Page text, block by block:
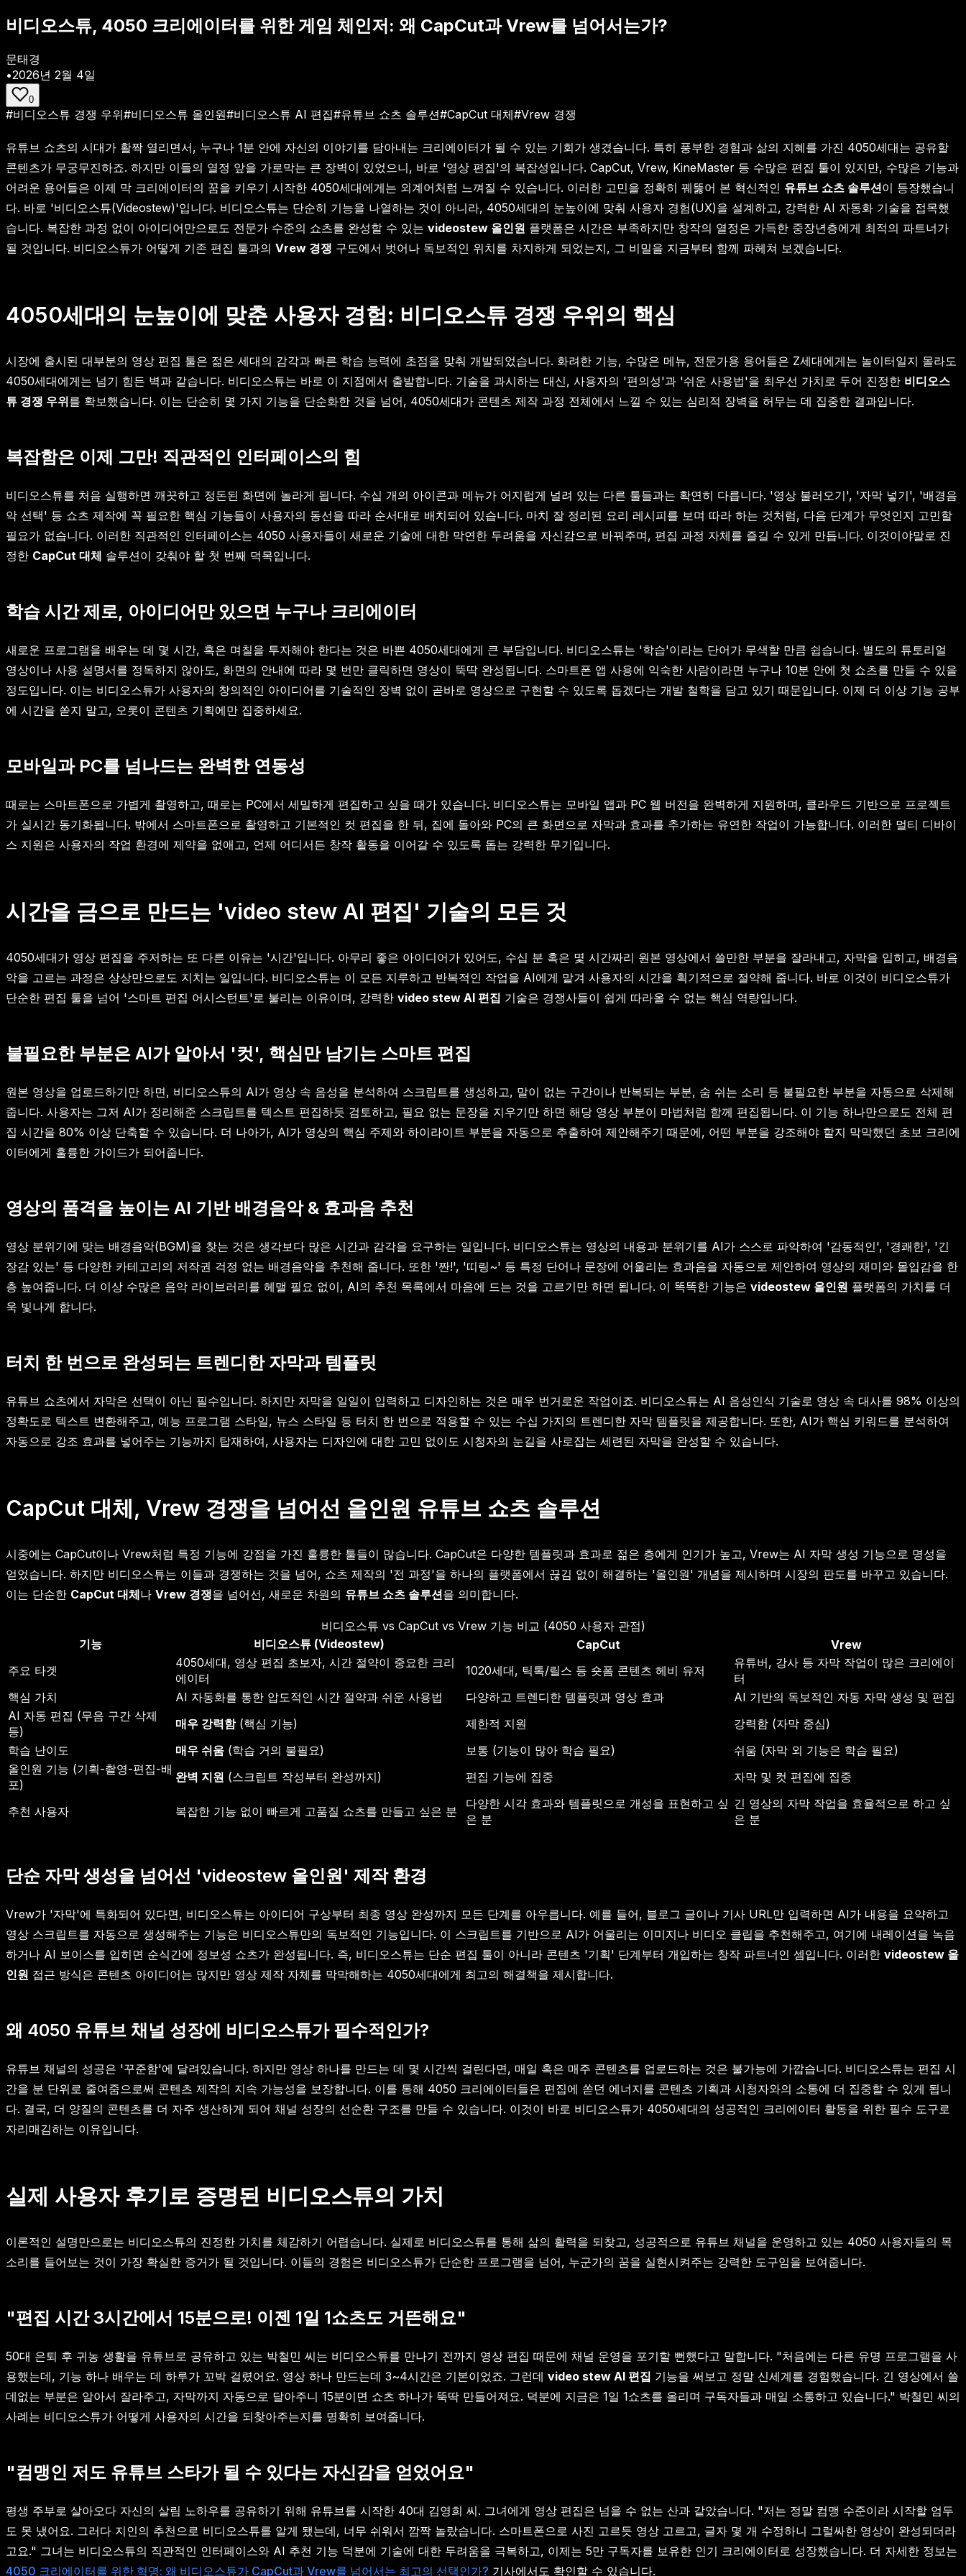
비디오스튜, 4050 크리에이터를 위한 게임 체인저: 왜 CapCut과 Vrew를 넘어서는가?
문태경
•2026년 2월 4일
0
#비디오스튜 경쟁 우위#비디오스튜 올인원#비디오스튜 AI 편집#유튜브 쇼츠 솔루션#CapCut 대체#Vrew 경쟁
유튜브 쇼츠의 시대가 활짝 열리면서, 누구나 1분 안에 자신의 이야기를 담아내는 크리에이터가 될 수 있는 기회가 생겼습니다. 특히 풍부한 경험과 삶의 지혜를 가진 4050세대는 공유할
콘텐츠가 무궁무진하죠. 하지만 이들의 열정 앞을 가로막는 큰 장벽이 있었으니, 바로 '영상 편집'의 복잡성입니다. CapCut, Vrew, KineMaster 등 수많은 편집 툴이 있지만, 수많은 기능과
어려운 용어들은 이제 막 크리에이터의 꿈을 키우기 시작한 4050세대에게는 외계어처럼 느껴질 수 있습니다. 이러한 고민을 정확히 꿰뚫어 본 혁신적인 유튜브 쇼츠 솔루션이 등장했습니
다. 바로 '비디오스튜(Videostew)'입니다. 비디오스튜는 단순히 기능을 나열하는 것이 아니라, 4050세대의 눈높이에 맞춰 사용자 경험(UX)을 설계하고, 강력한 AI 자동화 기술을 접목했
습니다. 복잡한 과정 없이 아이디어만으로도 전문가 수준의 쇼츠를 완성할 수 있는 videostew 올인원 플랫폼은 시간은 부족하지만 창작의 열정은 가득한 중장년층에게 최적의 파트너가
될 것입니다. 비디오스튜가 어떻게 기존 편집 툴과의 Vrew 경쟁 구도에서 벗어나 독보적인 위치를 차지하게 되었는지, 그 비밀을 지금부터 함께 파헤쳐 보겠습니다.
4050세대의 눈높이에 맞춘 사용자 경험: 비디오스튜 경쟁 우위의 핵심
시장에 출시된 대부분의 영상 편집 툴은 젊은 세대의 감각과 빠른 학습 능력에 초점을 맞춰 개발되었습니다. 화려한 기능, 수많은 메뉴, 전문가용 용어들은 Z세대에게는 놀이터일지 몰라도
4050세대에게는 넘기 힘든 벽과 같습니다. 비디오스튜는 바로 이 지점에서 출발합니다. 기술을 과시하는 대신, 사용자의 '편의성'과 '쉬운 사용법'을 최우선 가치로 두어 진정한 비디오스
튜 경쟁 우위를 확보했습니다. 이는 단순히 몇 가지 기능을 단순화한 것을 넘어, 4050세대가 콘텐츠 제작 과정 전체에서 느낄 수 있는 심리적 장벽을 허무는 데 집중한 결과입니다.
복잡함은 이제 그만! 직관적인 인터페이스의 힘
비디오스튜를 처음 실행하면 깨끗하고 정돈된 화면에 놀라게 됩니다. 수십 개의 아이콘과 메뉴가 어지럽게 널려 있는 다른 툴들과는 확연히 다릅니다. '영상 불러오기', '자막 넣기', '배경음
악 선택' 등 쇼츠 제작에 꼭 필요한 핵심 기능들이 사용자의 동선을 따라 순서대로 배치되어 있습니다. 마치 잘 정리된 요리 레시피를 보며 따라 하는 것처럼, 다음 단계가 무엇인지 고민할
필요가 없습니다. 이러한 직관적인 인터페이스는 4050 사용자들이 새로운 기술에 대한 막연한 두려움을 자신감으로 바꿔주며, 편집 과정 자체를 즐길 수 있게 만듭니다. 이것이야말로 진
정한 CapCut 대체 솔루션이 갖춰야 할 첫 번째 덕목입니다.
학습 시간 제로, 아이디어만 있으면 누구나 크리에이터
새로운 프로그램을 배우는 데 몇 시간, 혹은 며칠을 투자해야 한다는 것은 바쁜 4050세대에게 큰 부담입니다. 비디오스튜는 '학습'이라는 단어가 무색할 만큼 쉽습니다. 별도의 튜토리얼
영상이나 사용 설명서를 정독하지 않아도, 화면의 안내에 따라 몇 번만 클릭하면 영상이 뚝딱 완성됩니다. 스마트폰 앱 사용에 익숙한 사람이라면 누구나 10분 안에 첫 쇼츠를 만들 수 있을
정도입니다. 이는 비디오스튜가 사용자의 창의적인 아이디어를 기술적인 장벽 없이 곧바로 영상으로 구현할 수 있도록 돕겠다는 개발 철학을 담고 있기 때문입니다. 이제 더 이상 기능 공부
에 시간을 쏟지 말고, 오롯이 콘텐츠 기획에만 집중하세요.
모바일과 PC를 넘나드는 완벽한 연동성
때로는 스마트폰으로 가볍게 촬영하고, 때로는 PC에서 세밀하게 편집하고 싶을 때가 있습니다. 비디오스튜는 모바일 앱과 PC 웹 버전을 완벽하게 지원하며, 클라우드 기반으로 프로젝트
가 실시간 동기화됩니다. 밖에서 스마트폰으로 촬영하고 기본적인 컷 편집을 한 뒤, 집에 돌아와 PC의 큰 화면으로 자막과 효과를 추가하는 유연한 작업이 가능합니다. 이러한 멀티 디바이
스 지원은 사용자의 작업 환경에 제약을 없애고, 언제 어디서든 창작 활동을 이어갈 수 있도록 돕는 강력한 무기입니다.
시간을 금으로 만드는 'video stew AI 편집' 기술의 모든 것
4050세대가 영상 편집을 주저하는 또 다른 이유는 '시간'입니다. 아무리 좋은 아이디어가 있어도, 수십 분 혹은 몇 시간짜리 원본 영상에서 쓸만한 부분을 잘라내고, 자막을 입히고, 배경음
악을 고르는 과정은 상상만으로도 지치는 일입니다. 비디오스튜는 이 모든 지루하고 반복적인 작업을 AI에게 맡겨 사용자의 시간을 획기적으로 절약해 줍니다. 바로 이것이 비디오스튜가
단순한 편집 툴을 넘어 '스마트 편집 어시스턴트'로 불리는 이유이며, 강력한 video stew AI 편집 기술은 경쟁사들이 쉽게 따라올 수 없는 핵심 역량입니다.
불필요한 부분은 AI가 알아서 '컷', 핵심만 남기는 스마트 편집
원본 영상을 업로드하기만 하면, 비디오스튜의 AI가 영상 속 음성을 분석하여 스크립트를 생성하고, 말이 없는 구간이나 반복되는 부분, 숨 쉬는 소리 등 불필요한 부분을 자동으로 삭제해
줍니다. 사용자는 그저 AI가 정리해준 스크립트를 텍스트 편집하듯 검토하고, 필요 없는 문장을 지우기만 하면 해당 영상 부분이 마법처럼 함께 편집됩니다. 이 기능 하나만으로도 전체 편
집 시간을 80% 이상 단축할 수 있습니다. 더 나아가, AI가 영상의 핵심 주제와 하이라이트 부분을 자동으로 추출하여 제안해주기 때문에, 어떤 부분을 강조해야 할지 막막했던 초보 크리에
이터에게 훌륭한 가이드가 되어줍니다.
영상의 품격을 높이는 AI 기반 배경음악 & 효과음 추천
영상 분위기에 맞는 배경음악(BGM)을 찾는 것은 생각보다 많은 시간과 감각을 요구하는 일입니다. 비디오스튜는 영상의 내용과 분위기를 AI가 스스로 파악하여 '감동적인', '경쾌한', '긴
장감 있는' 등 다양한 카테고리의 저작권 걱정 없는 배경음악을 추천해 줍니다. 또한 '짠!', '띠링~' 등 특정 단어나 문장에 어울리는 효과음을 자동으로 제안하여 영상의 재미와 몰입감을 한
층 높여줍니다. 더 이상 수많은 음악 라이브러리를 헤맬 필요 없이, AI의 추천 목록에서 마음에 드는 것을 고르기만 하면 됩니다. 이 똑똑한 기능은 videostew 올인원 플랫폼의 가치를 더
욱 빛나게 합니다.
터치 한 번으로 완성되는 트렌디한 자막과 템플릿
유튜브 쇼츠에서 자막은 선택이 아닌 필수입니다. 하지만 자막을 일일이 입력하고 디자인하는 것은 매우 번거로운 작업이죠. 비디오스튜는 AI 음성인식 기술로 영상 속 대사를 98% 이상의
정확도로 텍스트 변환해주고, 예능 프로그램 스타일, 뉴스 스타일 등 터치 한 번으로 적용할 수 있는 수십 가지의 트렌디한 자막 템플릿을 제공합니다. 또한, AI가 핵심 키워드를 분석하여
자동으로 강조 효과를 넣어주는 기능까지 탑재하여, 사용자는 디자인에 대한 고민 없이도 시청자의 눈길을 사로잡는 세련된 자막을 완성할 수 있습니다.
CapCut 대체, Vrew 경쟁을 넘어선 올인원 유튜브 쇼츠 솔루션
시중에는 CapCut이나 Vrew처럼 특정 기능에 강점을 가진 훌륭한 툴들이 많습니다. CapCut은 다양한 템플릿과 효과로 젊은 층에게 인기가 높고, Vrew는 AI 자막 생성 기능으로 명성을
얻었습니다. 하지만 비디오스튜는 이들과 경쟁하는 것을 넘어, 쇼츠 제작의 '전 과정'을 하나의 플랫폼에서 끊김 없이 해결하는 '올인원' 개념을 제시하며 시장의 판도를 바꾸고 있습니다.
이는 단순한 CapCut 대체나 Vrew 경쟁을 넘어선, 새로운 차원의 유튜브 쇼츠 솔루션을 의미합니다.
비디오스튜 vs CapCut vs Vrew 기능 비교 (4050 사용자 관점)
기능
비디오스튜 (Videostew) CapCut
Vrew
주요 타겟
4050세대, 영상 편집 초보자, 시간 절약이 중요한 크리
에이터
1020세대, 틱톡/릴스 등 숏폼 콘텐츠 헤비 유저
유튜버, 강사 등 자막 작업이 많은 크리에이
터
핵심 가치
AI 자동화를 통한 압도적인 시간 절약과 쉬운 사용법 다양하고 트렌디한 템플릿과 영상 효과
AI 기반의 독보적인 자동 자막 생성 및 편집
AI 자동 편집 (무음 구간 삭제
등)
매우 강력함(핵심 기능) 제한적 지원
강력함 (자막 중심)
학습 난이도
매우 쉬움 (학습 거의 불필요) 보통 (기능이 많아 학습 필요)
쉬움 (자막 외 기능은 학습 필요)
올인원 기능 (기획-촬영-편집-배
포)
완벽 지원 (스크립트 작성부터 완성까지) 편집 기능에 집중 자막 및 컷 편집에 집중
추천 사용자 복잡한 기능 없이 빠르게 고품질 쇼츠를 만들고 싶은 분
다양한 시각 효과와 템플릿으로 개성을 표현하고 싶
은 분
긴 영상의 자막 작업을 효율적으로 하고 싶
은 분
단순 자막 생성을 넘어선 'videostew 올인원' 제작 환경
Vrew가 '자막'에 특화되어 있다면, 비디오스튜는 아이디어 구상부터 최종 영상 완성까지 모든 단계를 아우릅니다. 예를 들어, 블로그 글이나 기사 URL만 입력하면 AI가 내용을 요약하고
영상 스크립트를 자동으로 생성해주는 기능은 비디오스튜만의 독보적인 기능입니다. 이 스크립트를 기반으로 AI가 어울리는 이미지나 비디오 클립을 추천해주고, 여기에 내레이션을 녹음
하거나 AI 보이스를 입히면 순식간에 정보성 쇼츠가 완성됩니다. 즉, 비디오스튜는 단순 편집 툴이 아니라 콘텐츠 '기획' 단계부터 개입하는 창작 파트너인 셈입니다. 이러한 videostew 올
인원 접근 방식은 콘텐츠 아이디어는 많지만 영상 제작 자체를 막막해하는 4050세대에게 최고의 해결책을 제시합니다.
왜 4050 유튜브 채널 성장에 비디오스튜가 필수적인가?
유튜브 채널의 성공은 '꾸준함'에 달려있습니다. 하지만 영상 하나를 만드는 데 몇 시간씩 걸린다면, 매일 혹은 매주 콘텐츠를 업로드하는 것은 불가능에 가깝습니다. 비디오스튜는 편집 시
간을 분 단위로 줄여줌으로써 콘텐츠 제작의 지속 가능성을 보장합니다. 이를 통해 4050 크리에이터들은 편집에 쏟던 에너지를 콘텐츠 기획과 시청자와의 소통에 더 집중할 수 있게 됩니
다. 결국, 더 양질의 콘텐츠를 더 자주 생산하게 되어 채널 성장의 선순환 구조를 만들 수 있습니다. 이것이 바로 비디오스튜가 4050세대의 성공적인 크리에이터 활동을 위한 필수 도구로
자리매김하는 이유입니다.
실제 사용자 후기로 증명된 비디오스튜의 가치
이론적인 설명만으로는 비디오스튜의 진정한 가치를 체감하기 어렵습니다. 실제로 비디오스튜를 통해 삶의 활력을 되찾고, 성공적으로 유튜브 채널을 운영하고 있는 4050 사용자들의 목
소리를 들어보는 것이 가장 확실한 증거가 될 것입니다. 이들의 경험은 비디오스튜가 단순한 프로그램을 넘어, 누군가의 꿈을 실현시켜주는 강력한 도구임을 보여줍니다.
"편집 시간 3시간에서 15분으로! 이젠 1일 1쇼츠도 거뜬해요"
50대 은퇴 후 귀농 생활을 유튜브로 공유하고 있는 박철민 씨는 비디오스튜를 만나기 전까지 영상 편집 때문에 채널 운영을 포기할 뻔했다고 말합니다. "처음에는 다른 유명 프로그램을 사
용했는데, 기능 하나 배우는 데 하루가 꼬박 걸렸어요. 영상 하나 만드는데 3~4시간은 기본이었죠. 그런데 video stew AI 편집 기능을 써보고 정말 신세계를 경험했습니다. 긴 영상에서 쓸
데없는 부분은 알아서 잘라주고, 자막까지 자동으로 달아주니 15분이면 쇼츠 하나가 뚝딱 만들어져요. 덕분에 지금은 1일 1쇼츠를 올리며 구독자들과 매일 소통하고 있습니다." 박철민 씨의
사례는 비디오스튜가 어떻게 사용자의 시간을 되찾아주는지를 명확히 보여줍니다.
"컴맹인 저도 유튜브 스타가 될 수 있다는 자신감을 얻었어요"
평생 주부로 살아오다 자신의 살림 노하우를 공유하기 위해 유튜브를 시작한 40대 김영희 씨. 그녀에게 영상 편집은 넘을 수 없는 산과 같았습니다. "저는 정말 컴맹 수준이라 시작할 엄두
도 못 냈어요. 그러다 지인의 추천으로 비디오스튜를 알게 됐는데, 너무 쉬워서 깜짝 놀랐습니다. 스마트폰으로 사진 고르듯 영상 고르고, 글자 몇 개 수정하니 그럴싸한 영상이 완성되더라
고요." 그녀는 비디오스튜의 직관적인 인터페이스와 AI 추천 기능 덕분에 기술에 대한 두려움을 극복하고, 이제는 5만 구독자를 보유한 인기 크리에이터로 성장했습니다. 더 자세한 정보는
4050 크리에이터를 위한 혁명: 왜 비디오스튜가 CapCut과 Vrew를 넘어서는 최고의 선택인가? 기사에서도 확인할 수 있습니다.